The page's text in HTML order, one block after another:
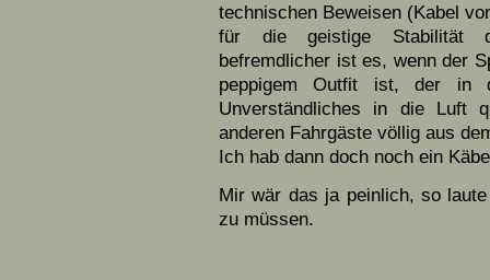
technischen Beweisen (Kabel
für die geistige Stabilität
befremdlicher ist es, wenn der
peppigem Outfit ist, der in
Unverständliches in die Luft
anderen Fahrgäste völlig aus
Ich hab dann doch noch ein
Mir wär das ja peinlich, so
zu müssen.